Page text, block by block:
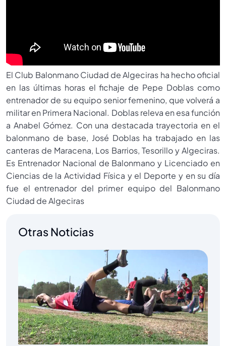
El Club Balonmano Ciudad de Algeciras ha hecho oficial
en las últimas horas el fichaje de Pepe Doblas como
entrenador de su equipo senior femenino, que volverá a
militar en Primera Nacional. Doblas releva en esa función
a Anabel Gómez. Con una destacada trayectoria en el
balonmano de base, José Doblas ha trabajado en las
canteras de Maracena, Los Barrios, Tesorillo y Algeciras.
Es Entrenador Nacional de Balonmano y Licenciado en
Ciencias de la Actividad Física y el Deporte y en su día
fue el entrenador del primer equipo del Balonmano
Ciudad de Algeciras
Otras Noticias